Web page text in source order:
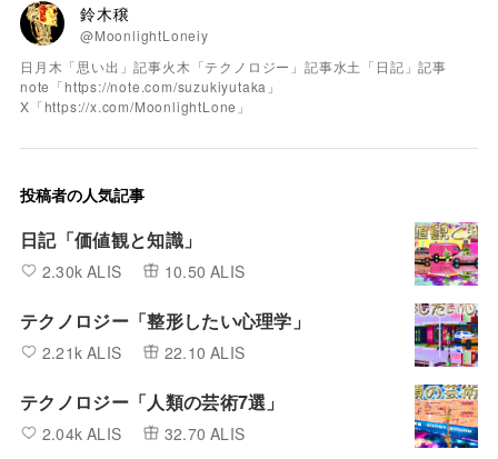
鈴木穣
@MoonlightLoneiy
日月木「思い出」記事火木「テクノロジー」記事水土「日記」記事
note「https://note.com/suzukiyutaka」
X「https://x.com/MoonlightLone」
投稿者の人気記事
日記「価値観と知識」
2.30k ALIS 10.50 ALIS
テクノロジー「整形したい心理学」
2.21k ALIS 22.10 ALIS
テクノロジー「人類の芸術7選」
2.04k ALIS 32.70 ALIS